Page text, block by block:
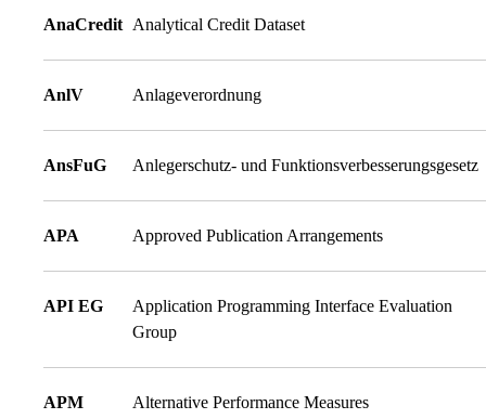
AnaCredit Analytical Credit Dataset
AnlV Anlageverordnung
AnsFuG Anlegerschutz- und Funktionsverbesserungsgesetz
APA Approved Publication Arrangements
API EG
Application Programming Interface Evaluation
Group
APM Alternative Performance Measures